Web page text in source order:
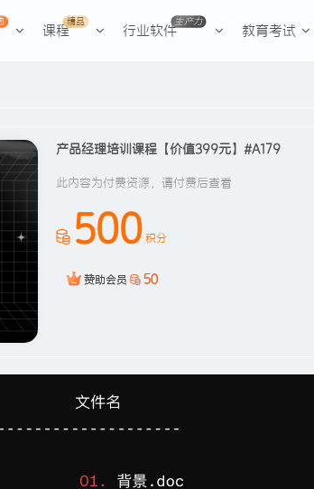
课程
精品
行业软件
生产力
教育考试
产品经理培训课程【价值399元】#A179
此内容为付费资源，请付费后查看
500 积分
赞助会员 50